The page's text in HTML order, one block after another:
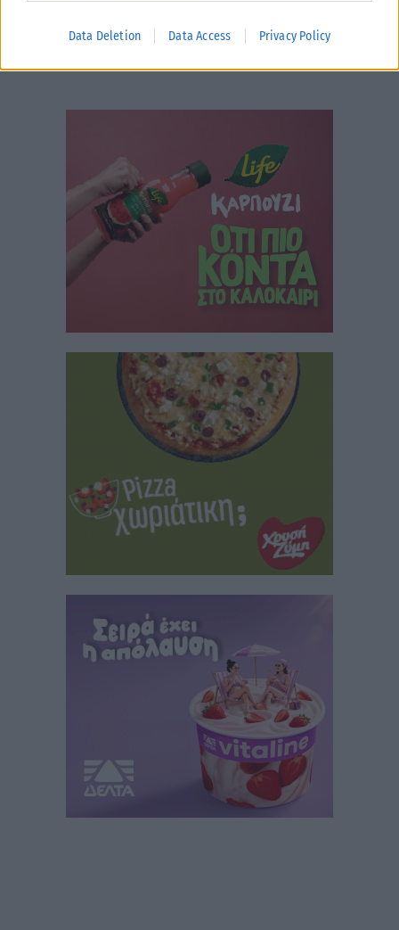
Data Deletion Data Access Privacy Policy